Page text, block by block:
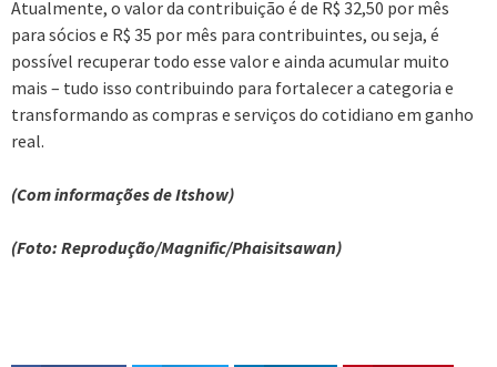
Atualmente, o valor da contribuição é de R$ 32,50 por mês
para sócios e R$ 35 por mês para contribuintes, ou seja, é
possível recuperar todo esse valor e ainda acumular muito
mais – tudo isso contribuindo para fortalecer a categoria e
transformando as compras e serviços do cotidiano em ganho
real.
(Com informações de Itshow)
(Foto: Reprodução/Magnific/Phaisitsawan)